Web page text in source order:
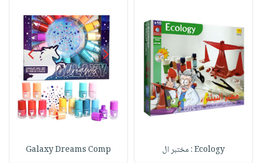
Ecology : مختبر ال Galaxy Dreams Comp